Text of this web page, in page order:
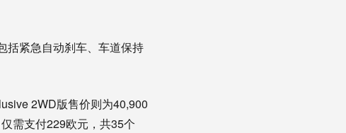
括紧急自动刹车、车道保持
2WD版售价则为40,900
需支付229欧元，共35个